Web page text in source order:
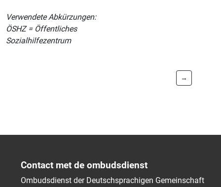
Verwendete Abkürzungen:
ÖSHZ = Öffentliches
Sozialhilfezentrum
→
Contact met de ombudsdienst
Ombudsdienst der Deutschsprachigen Gemeinschaft